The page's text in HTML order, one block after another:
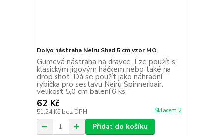
Doiyo nástraha Neiru Shad 5 cm vzor MO
Gumová nástraha na dravce. Lze použít s
klasickým jigovým háčkem nebo také na
drop shot. Dá se použít jako náhradní
rybička pro sestavu Neiru Spinnerbair.
velikost 5,0 cm balení 6 ks
62 Kč
51,24 Kč bez DPH Skladem 2
Přidat do košíku